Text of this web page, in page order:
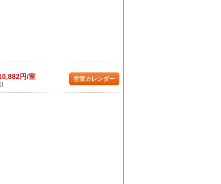
円/室
)
空室カレンダー